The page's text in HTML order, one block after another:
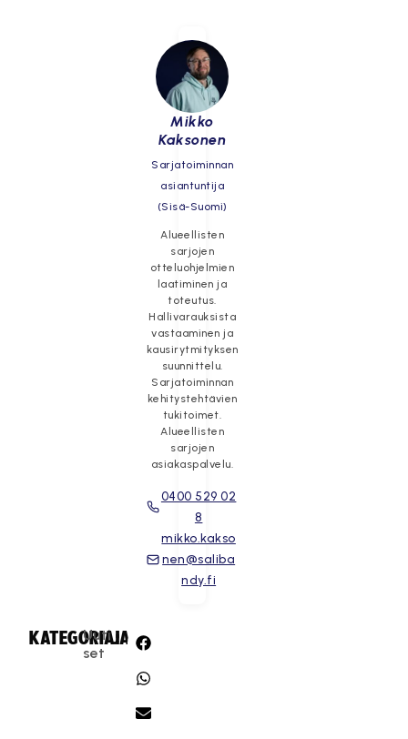
Mikko
Kaksonen
Sarjatoiminnan
asiantuntija
(Sisä-Suomi)
Alueellisten
sarjojen
otteluohjelmien
laatiminen ja
toteutus.
Hallivarauksista
vastaaminen ja
kausirytmityksen
suunnittelu.
Sarjatoiminnan
kehitystehtävien
tukitoimet.
Alueellisten
sarjojen
asiakaspalvelu.
0400 529 02
8
mikko.kakso
nen@saliba
ndy.fi
KATEGORIA:
Uuti
set
JAA: